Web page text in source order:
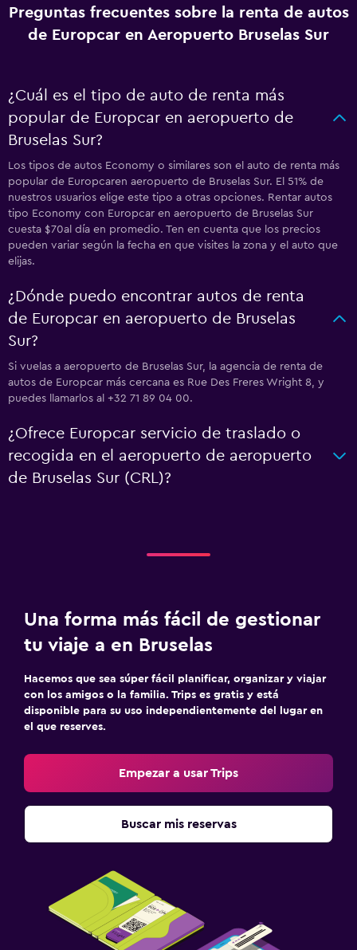
Preguntas frecuentes sobre la renta de autos
de Europcar en Aeropuerto Bruselas Sur
¿Cuál es el tipo de auto de renta más
popular de Europcar en aeropuerto de
Bruselas Sur?
Los tipos de autos Economy o similares son el auto de renta más
popular de Europcaren aeropuerto de Bruselas Sur. El 51% de
nuestros usuarios elige este tipo a otras opciones. Rentar autos
tipo Economy con Europcar en aeropuerto de Bruselas Sur
cuesta $70al día en promedio. Ten en cuenta que los precios
pueden variar según la fecha en que visites la zona y el auto que
elijas.
¿Dónde puedo encontrar autos de renta
de Europcar en aeropuerto de Bruselas
Sur?
Si vuelas a aeropuerto de Bruselas Sur, la agencia de renta de
autos de Europcar más cercana es Rue Des Freres Wright 8, y
puedes llamarlos al +32 71 89 04 00.
¿Ofrece Europcar servicio de traslado o
recogida en el aeropuerto de aeropuerto
de Bruselas Sur (CRL)?
Una forma más fácil de gestionar
tu viaje a en Bruselas
Hacemos que sea súper fácil planificar, organizar y viajar
con los amigos o la familia. Trips es gratis y está
disponible para su uso independientemente del lugar en
el que reserves.
Empezar a usar Trips
Buscar mis reservas